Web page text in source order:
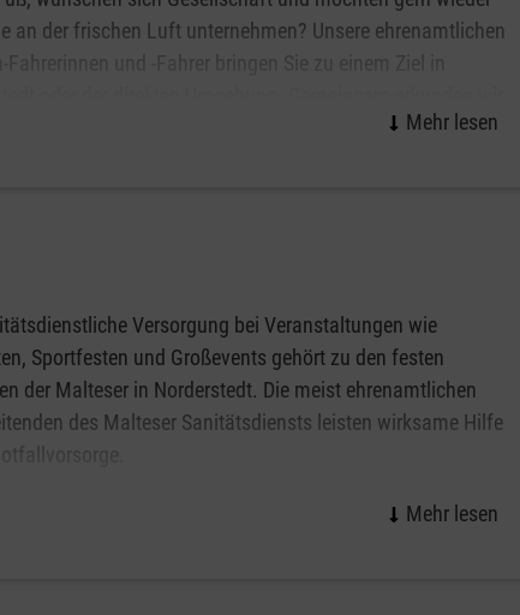
an der frischen Luft unternehmen? Unsere ehrenamtlichen
Fahrerinnen und -Fahrer bringen Sie zu einem Ziel in
Cafés oder bringen Sie an ein anderes
Versorgung bei Veranstaltungen wie
Sportfesten und Großevents gehört zu den festen
der Malteser in Norderstedt. Die meist ehrenamtlichen
des Malteser Sanitätsdiensts leisten wirksame Hilfe
ab einer gewissen Dimension bzw. mit einer